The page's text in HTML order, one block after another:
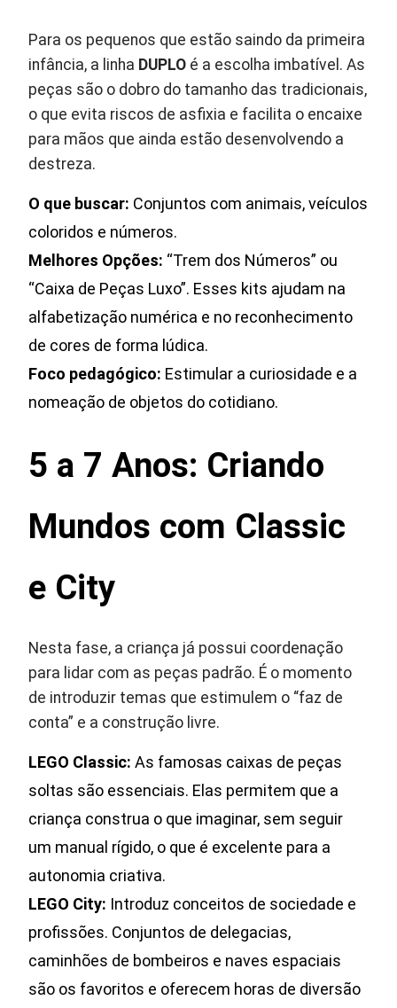
Para os pequenos que estão saindo da primeira
infância, a linha DUPLO é a escolha imbatível. As
peças são o dobro do tamanho das tradicionais,
o que evita riscos de asfixia e facilita o encaixe
para mãos que ainda estão desenvolvendo a
destreza.
O que buscar: Conjuntos com animais, veículos
coloridos e números.
Melhores Opções: “Trem dos Números” ou
“Caixa de Peças Luxo”. Esses kits ajudam na
alfabetização numérica e no reconhecimento
de cores de forma lúdica.
Foco pedagógico: Estimular a curiosidade e a
nomeação de objetos do cotidiano.
5 a 7 Anos: Criando
Mundos com Classic
e City
Nesta fase, a criança já possui coordenação
para lidar com as peças padrão. É o momento
de introduzir temas que estimulem o “faz de
conta” e a construção livre.
LEGO Classic: As famosas caixas de peças
soltas são essenciais. Elas permitem que a
criança construa o que imaginar, sem seguir
um manual rígido, o que é excelente para a
autonomia criativa.
LEGO City: Introduz conceitos de sociedade e
profissões. Conjuntos de delegacias,
caminhões de bombeiros e naves espaciais
são os favoritos e oferecem horas de diversão